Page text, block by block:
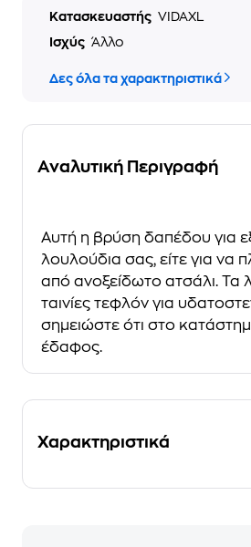
Κατασκευαστής VIDAXL
Ισχύς Άλλο
Δες όλα τα χαρακτηριστικά
Αναλυτική Περιγραφή
Αυτή η βρύση δαπέδου για
λουλούδια σας, είτε για να
από ανοξείδωτο ατσάλι. Τα
ταινίες τεφλόν για
σημειώστε ότι στο
έδαφος.
Χαρακτηριστικά